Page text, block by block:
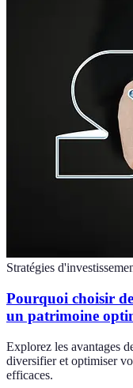
Stratégies
Pourquoi choisir
un patrimoine
Explorez les avantages
diversifier et optimiser
efficaces.